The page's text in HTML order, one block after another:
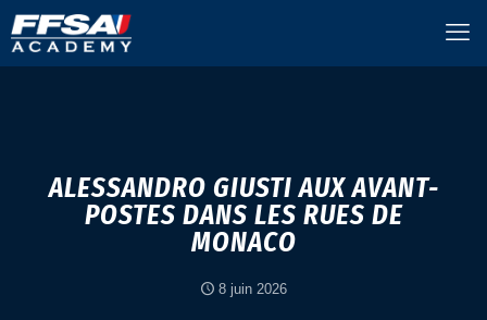
ALESSANDRO GIUSTI AUX AVANT-
POSTES DANS LES RUES DE
MONACO
8 juin 2026